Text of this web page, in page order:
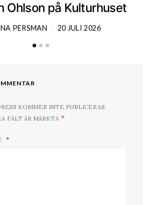
Ohlson på Kulturhuset
PERSMAN 20 JULI 2026
KOMMER INTE PUBLICERAS.
FÄLT ÄR MÄRKTA *